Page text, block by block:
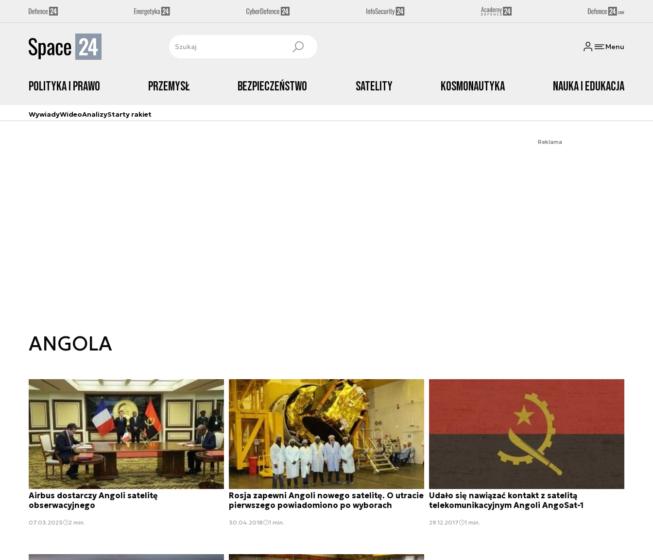
Menu
Polityka i prawo Przemysł Bezpieczeństwo Satelity Kosmonautyka Nauka i edukacja
WywiadyWideoAnalizyStarty rakiet
Reklama
ANGOLA
Airbus dostarczy Angoli satelitę
obserwacyjnego
07.03.2023 2 min.
Rosja zapewni Angoli nowego satelitę. O utracie
pierwszego powiadomiono po wyborach
30.04.2018 1 min.
Udało się nawiązać kontakt z satelitą
telekomunikacyjnym Angoli AngoSat-1
29.12.2017 1 min.